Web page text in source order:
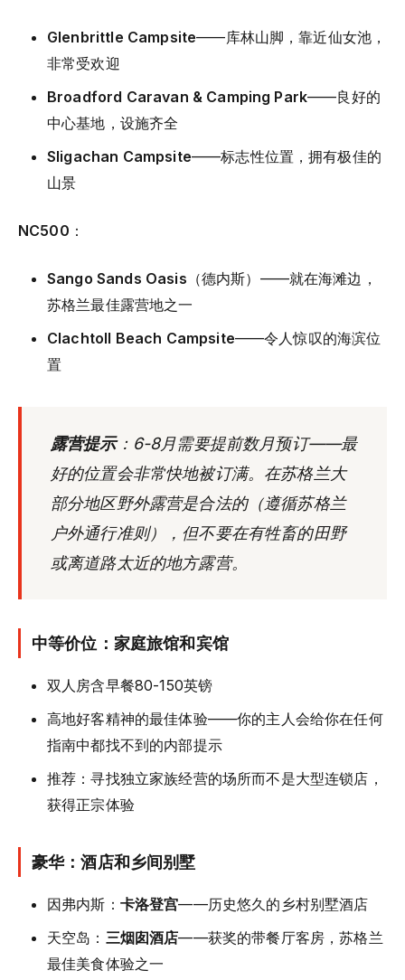
Glenbrittle Campsite——库林山脚，靠近仙女池，
非常受欢迎
Broadford Caravan & Camping Park——良好的
中心基地，设施齐全
Sligachan Campsite——标志性位置，拥有极佳的
山景
NC500 ：
Sango Sands Oasis （德内斯）——就在海滩边，
苏格兰最佳露营地之一
Clachtoll Beach Campsite——令人惊叹的海滨位
置
露营提示：6-8月需要提前数月预订——最
好的位置会非常快地被订满。在苏格兰大
部分地区野外露营是合法的（遵循苏格兰
户外通行准则），但不要在有牲畜的田野
或离道路太近的地方露营。
中等价位：家庭旅馆和宾馆
双人房含早餐80-150英镑
高地好客精神的最佳体验——你的主人会给你在任何
指南中都找不到的内部提示
推荐：寻找独立家族经营的场所而不是大型连锁店，
获得正宗体验
豪华：酒店和乡间别墅
因弗内斯： 卡洛登宫——历史悠久的乡村别墅酒店
天空岛： 三烟囱酒店——获奖的带餐厅客房，苏格兰
最佳美食体验之一